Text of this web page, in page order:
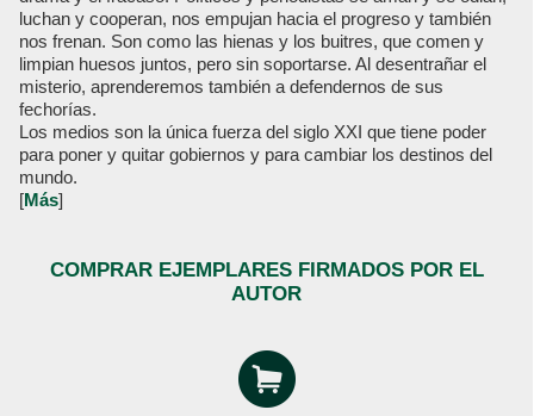
luchan y cooperan, nos empujan hacia el progreso y también
nos frenan. Son como las hienas y los buitres, que comen y
limpian huesos juntos, pero sin soportarse. Al desentrañar el
misterio, aprenderemos también a defendernos de sus
fechorías.
Los medios son la única fuerza del siglo XXI que tiene poder
para poner y quitar gobiernos y para cambiar los destinos del
mundo.
[Más]
COMPRAR EJEMPLARES FIRMADOS POR EL
AUTOR